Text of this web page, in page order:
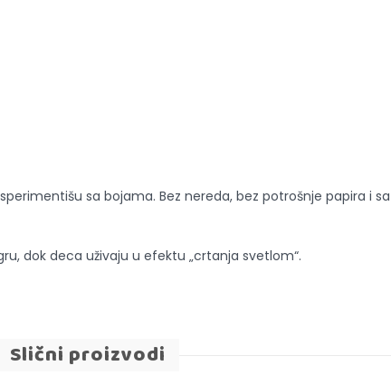
sa bojama. Bez nereda, bez potrošnje papira i
dok deca uživaju u efektu „crtanja svetlom“.
Slični proizvodi